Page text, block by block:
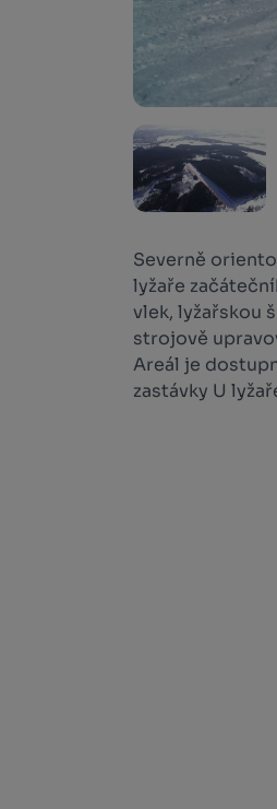
Severně
lyžaře
vlek, lyžařskou
strojově
Areál je
zastávky U